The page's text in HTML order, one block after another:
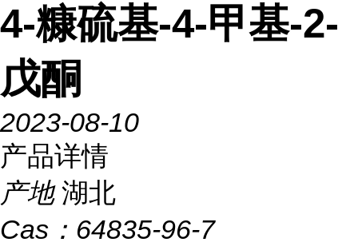
4-糠硫基-4-甲基-2-
戊酮
2023-08-10
产品详情
产地 湖北
Cas： 64835-96-7